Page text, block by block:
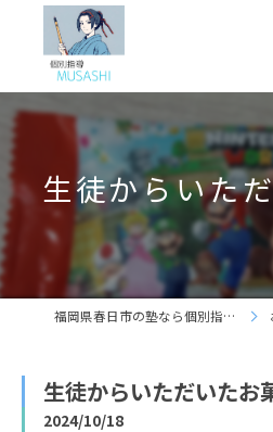
生徒からいた
福岡県春日市の塾なら個別指導 夢咲志塾
生徒からいただいたお
2024/10/18